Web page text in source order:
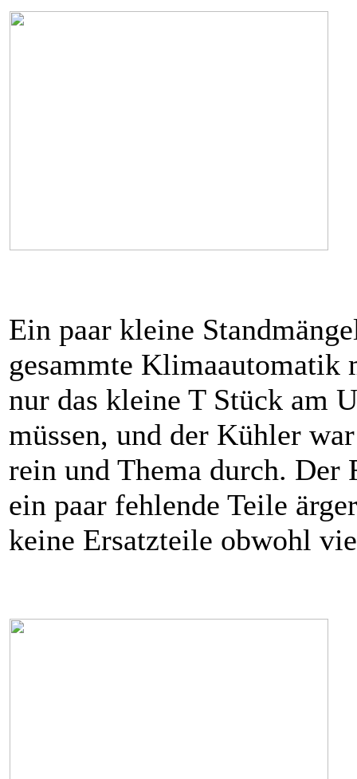
Ein paar kleine
gesammte
nur das kleine T Stück am
müssen, und der Kühler
rein und Thema durch.
ein paar fehlende Teile
keine Ersatzteile obwohl